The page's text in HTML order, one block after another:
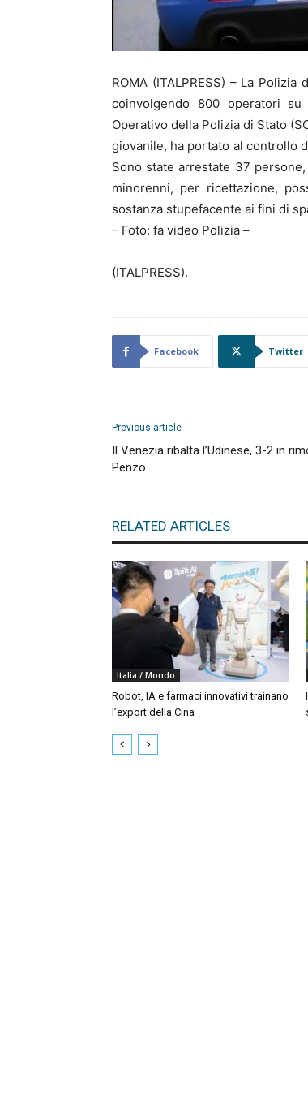
ROMA (ITALPRESS) – La
coinvolgendo 800 operatori
Operativo della Polizia di Stato
giovanile, ha portato al controllo
Sono state arrestate 37
minorenni, per ricettazione,
sostanza stupefacente ai fini di
– Foto: fa video Polizia –
(ITALPRESS).
Facebook Twitter
Previous article
Il Venezia ribalta l’Udinese, 3-2 in
Penzo
RELATED ARTICLES
Italia / Mondo
Robot, IA e farmaci innovativi trainano
l’export della Cina